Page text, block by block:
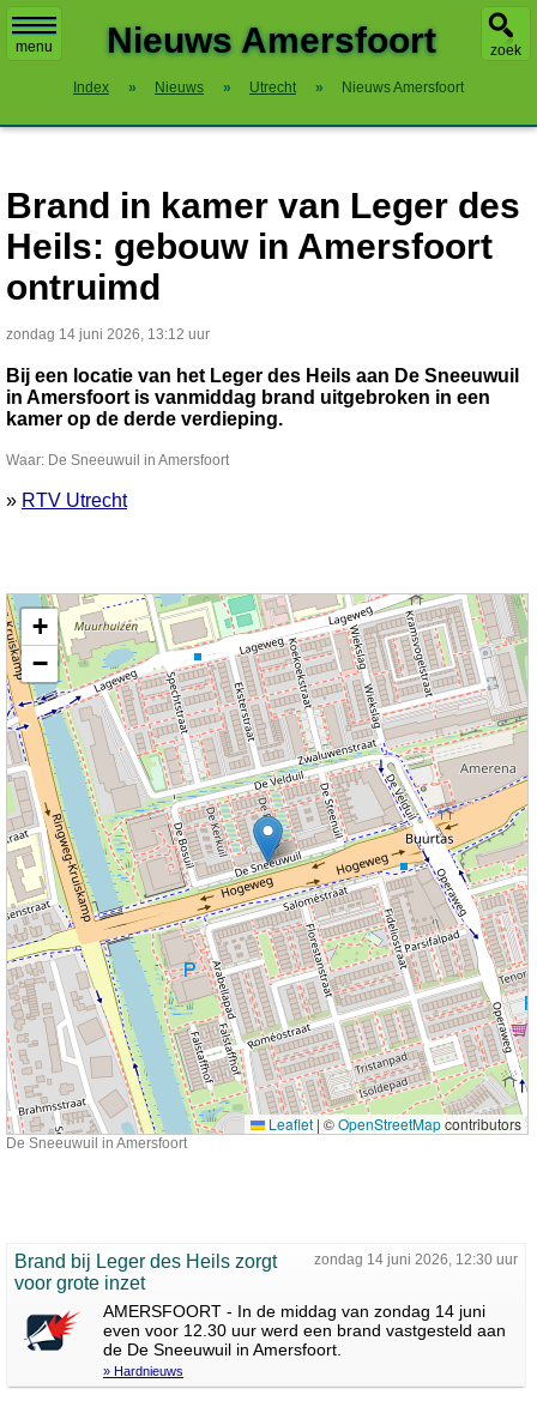
menu zoek
Nieuws Amersfoort
Index » Nieuws » Utrecht » Nieuws Amersfoort
Brand in kamer van Leger des
Heils: gebouw in Amersfoort
ontruimd
zondag 14 juni 2026, 13:12 uur
Bij een locatie van het Leger des Heils aan De Sneeuwuil
in Amersfoort is vanmiddag brand uitgebroken in een
kamer op de derde verdieping.
Waar: De Sneeuwuil in Amersfoort
» RTV Utrecht
Kaart nieuws Amersfoort. Locatie nieuws: 52.15873 / 5.40891 De Sneeuwuil
+
−
Leaflet | ©OpenStreetMapcontributors
De Sneeuwuil in Amersfoort
zondag 14 juni 2026, 12:30 uur
Brand bij Leger des Heils zorgt
voor grote inzet
AMERSFOORT - In de middag van zondag 14 juni
even voor 12.30 uur werd een brand vastgesteld aan
de De Sneeuwuil in Amersfoort.
» Hardnieuws